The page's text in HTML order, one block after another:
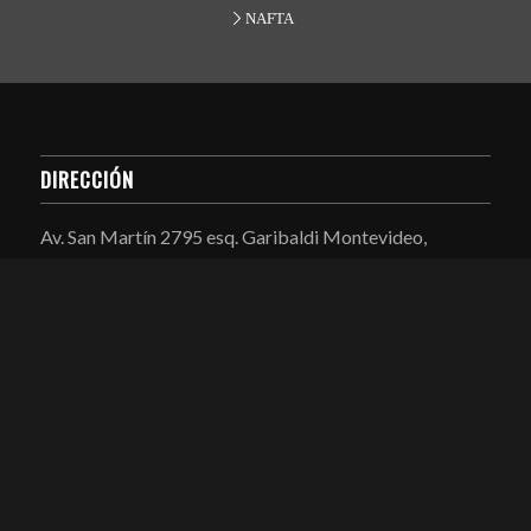
NAFTA
DIRECCIÓN
Av. San Martín 2795 esq. Garibaldi Montevideo,